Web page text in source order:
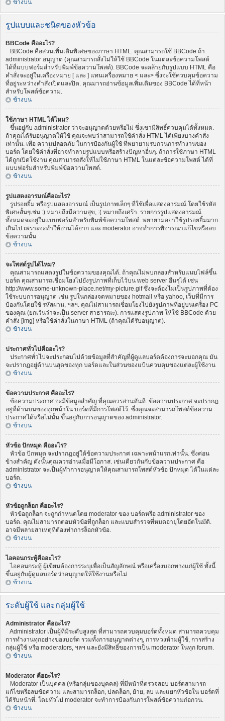
ข้างบน
รูปแบบและชนิดของหัวข้อ
BBCode คืออะไร?
BBCode คือส่วนเพิ่มเติมพิเศษของภาษา HTML. คุณสามารถใช้ BBCode ถ้า
administrator อนุญาต (คุณสามารถสั่งไม่ให้ใช้ BBCode ในแต่ละข้อความโพสต์
ได้ที่แบบฟอร์มสำหรับพิมพ์ข้อความโพสต์). BBCode จะคล้ายกับรูปแบบ HTML คือ
คำสั่งจะอยู่ในเครื่องหมาย [ และ ] แทนเครื่องหมาย < และ> ซึ่งจะใช้ควบคุมข้อความ
ที่อยู่ระหว่างคำสั่งเปิดและปิด. คุณมารถอ่านข้อมูลเพิ่มเติมของ BBCode ได้ที่หน้า
สำหรับโพสต์ข้อความ.
ข้างบน
ใช้ภาษา HTML ได้ไหม?
ขึ้นอยู่กับ administrator ว่าจะอนุญาตด้วยหรือไม่ ซึ่งเขามีสิทธิ์ควบคุมได้ทั้งหมด.
ถ้าคุณได้รับอนุญาตให้ใช้ คุณจะพบว่าสามารถใช้คำสั่ง HTML ได้เพียงบางคำสั่ง
เท่านั้น. เพื่อ ความปลอดภัย ในการป้องกันผู้ใช้ ที่พยายามรบกวนการทำงานของ
บอร์ด โดยใช้คำสั่งที่อาจทำลายรูปแบบหรือสร้างปัญหาอื่นๆ. ถ้าการใช้ภาษา HTML
ได้ถูกเปิดใช้งาน คุณสามารถสั่งให้ไม่ใช้ภาษา HTML ในแต่ละข้อความโพสต์ ได้ที่
แบบฟอร์มสำหรับพิมพ์ข้อความโพสต์.
ข้างบน
รูปแสดงอารมณ์คืออะไร?
รูปรอยยิ้ม หรือรูปแสดงอารมณ์ เป็นรูปภาพเล็กๆ ที่ใช้เพื่อแสดงอารมณ์ โดยใช้รหัส
พิเศษสั้นๆเช่น :) หมายถึงมีความสุข, :( หมายถึงเศร้า. รายการรูปแสดงอารมณ์
ทั้งหมดจะอยู่ในแบบฟอร์มสำหรับพิมพ์ข้อความโพสต์. พยายามอย่าใช้รูปรอยยิ้มมาก
เกินไป เพราะจะทำให้อ่านได้ยาก และ moderator อาจทำการพิจารณาแก้ไขหรือลบ
ข้อความนั้น
ข้างบน
จะโพสต์รูปได้ไหม?
คุณสามารถแสดงรูปในข้อความของคุณได้. ถ้าคุณไม่พบกล่องสำหรับแนบไฟล์ขึ้น
บอร์ด คุณสามารถเชื่อมโยงไปยังรูปภาพที่เก็บไว้บน web server อื่นๆได้ เช่น
http://www.some-unknown-place.net/my-picture.gif ซึ่งจะต้องไม่เป็นรูปภาพที่ต้อง
ใช้ระบบการอนุญาต เช่น รูปในกล่องจดหมายของ hotmail หรือ yahoo, เว็บที่มีการ
ป้องกันโดยใช้ รหัสผ่าน, ฯลฯ. คุณไม่สามารถเชื่อมโยงไปยังรูปภาพที่อยู่บนเครื่อง PC
ของคุณ (ยกเว้นว่าจะเป็น server สาธารณะ). การแสดงรูปภาพ ให้ใช้ BBCode ด้วย
คำสั่ง [img] หรือใช้คำสั่งในภาษา HTML (ถ้าคุณได้รับอนุญาต).
ข้างบน
ประกาศทั่วไปคืออะไร?
ประกาศทั่วไปจะประกอบไปด้วยข้อมูลที่สำคัญที่ผู้ดูแลบอร์ดต้องการจะบอกคุณ มัน
จะปรากฏอยู่ด้านบนสุดของทุก บอร์ดและในส่วนของแป้นควบคุมของแต่ละผู้ใช้งาน
ข้างบน
ข้อความประกาศ คืออะไร?
ข้อความประกาศ จะมีข้อมูลสำคัญ ที่คุณควรอ่านทันที. ข้อความประกาศ จะปรากฏ
อยู่ที่ด้านบนของทุกหน้าใน บอร์ดที่มีการโพสต์ไว้. ซึ่งคุณจะสามารถโพสต์ข้อความ
ประกาศได้หรือไม่นั้น ขึ้นอยู่กับการอนุญาตของ administrator.
ข้างบน
หัวข้อ ปักหมุด คืออะไร?
หัวข้อ ปักหมุด จะปรากฏอยู่ใต้ข้อความประกาศ เฉพาะหน้าแรกเท่านั้น. ซึ่งค่อน
ข้างสำคัญ ดังนั้นคุณควรอ่านเมื่อมีโอกาส. เช่นเดียวกันกับข้อความประกาศ คือ
administrator จะเป็นผู้ทำการอนุญาตให้คุณสามารถโพสต์หัวข้อ ปักหมุด ได้ในแต่ละ
บอร์ด.
ข้างบน
หัวข้อถูกล็อก คืออะไร?
หัวข้อถูกล็อก จะถูกกำหนดโดย moderator ของ บอร์ดหรือ administrator ของ
บอร์ด. คุณไม่สามารถตอบหัวข้อที่ถูกล็อก และแบบสำรวจที่หมดอายุโดยอัตโนมัติ.
อาจมีหลายสาเหตุที่ต้องทำการล็อกหัวข้อ.
ข้างบน
ไอคอนกระทู้คืออะไร?
ไอคอนกระทู้ ผู้เขียนต้องการระบุเพื่อเป็นสัญลักษณ์ หรือเครื่องบอกทางแก่ผู้ใช้ ทั้งนี้
ขึ้นอยู่กับผู้ดูแลบอร์ดว่าอนุญาตให้ใช้งานหรือไม่
ข้างบน
ระดับผู้ใช้ และกลุ่มผู้ใช้
Administrator คืออะไร?
Administrator เป็นผู้ที่มีระดับสูงสุด ที่สามารถควบคุมบอร์ดทั้งหมด สามารถควบคุม
การทำงานทุกอย่างของบอร์ด รวมทั้งการอนุญาตต่างๆ, การหวงห้ามผู้ใช้, การสร้าง
กลุ่มผู้ใช้ หรือ moderators, ฯลฯ และยังมีสิทธิ์ของการเป็น moderator ในทุก forum.
ข้างบน
Moderator คืออะไร?
Moderator เป็นบุคคล (หรือกลุ่มของบุคคล) ที่มีหน้าที่ตรวจสอบ บอร์ดสามารถ
แก้ไขหรือลบข้อความ และสามารถล็อก, ปลดล็อก, ย้าย, ลบ และแยกหัวข้อใน บอร์ดที่
ได้รับหน้าที่. โดยทั่วไป moderator จะทำการป้องกันการโพสต์ข้อความก่อกวน.
ข้างบน